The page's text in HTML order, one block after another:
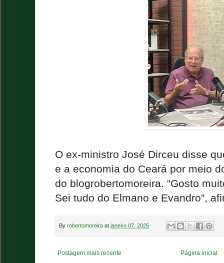
O ex-ministro José Dirceu disse
e a economia do Ceará por meio
do blogrobertomoreira. “Gosto
Sei tudo do Elmano e Evandro”,
By robertomoreira at janeiro 07, 2025
Postagem mais recente Página inicial